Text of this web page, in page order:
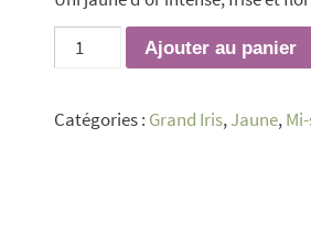
quantité
de
Ajouter au panier
Catégories : Grand Iris,Jaune,